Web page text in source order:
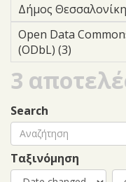
Δήμος
Open Data
(ODbL) (3)
License
3
Search
Ταξινόμηση